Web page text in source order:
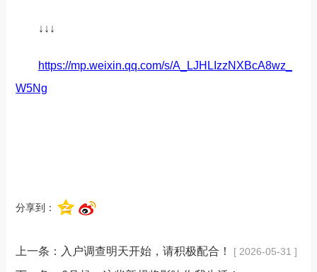
↓ ↓↓
https://mp.weixin.qq.com/s/A_LJHLIzzNXBcA8wz_
W5Ng
分享到：
上一条： 入户调查明天开始，请积极配合！ [ 2026-05-31 ]